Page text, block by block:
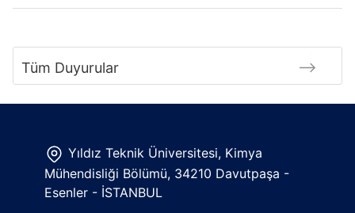
Tüm Duyurular
Yıldız Teknik Üniversitesi, Kimya
Mühendisliği Bölümü, 34210 Davutpaşa -
Esenler - İSTANBUL